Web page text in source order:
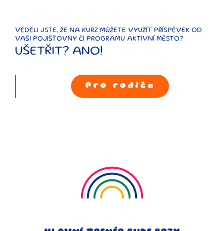
VĚDĚLI JSTE, ŽE NA KURZ MŮŽETE VYUŽÍT PŘÍSPĚVEK OD
VAŠI POJIŠŤOVNY ČI PROGRAMU AKTIVNÍ MĚSTO?
UŠETŘIT? ANO!
Pro rodiče